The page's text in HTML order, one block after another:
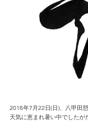
2018年7月22日(日)、八甲田
天気に恵まれ暑い中でした